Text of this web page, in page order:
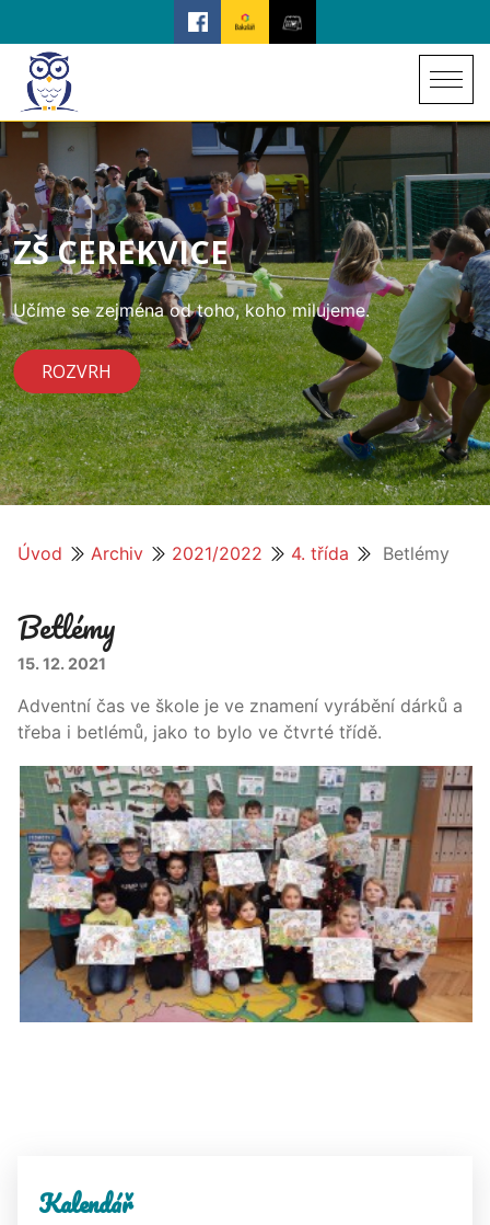
ZŠ CEREKVICE
Učíme se zejména od toho, koho milujeme.
ROZVRH
Úvod Archiv 2021/2022 4. třída Betlémy
Betlémy
15. 12. 2021
Adventní čas ve škole je ve znamení vyrábění dárků a
třeba i betlémů, jako to bylo ve čtvrté třídě.
Kalendář